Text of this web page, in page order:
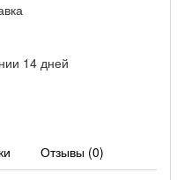
14 дней
Отзывы (0)